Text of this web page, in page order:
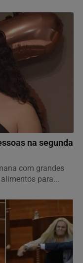
na segunda
com grandes
para...